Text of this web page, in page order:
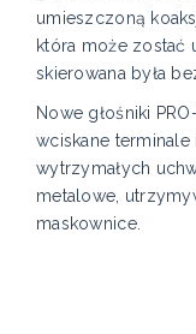
umieszczoną
która może zostać
skierowana była
Nowe głośniki
wciskane
wytrzymałych
metalowe,
maskownice.